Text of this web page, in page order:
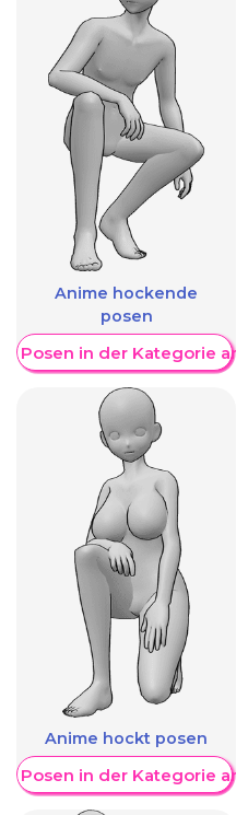
Anime hockende
posen
Posen in der Kategorie
Anime hockt posen
Posen in der Kategorie